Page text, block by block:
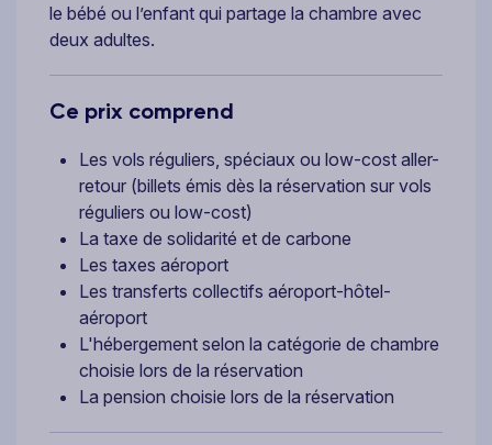
le bébé ou l’enfant qui partage la chambre avec
deux adultes.
Ce prix comprend
Les vols réguliers, spéciaux ou low-cost aller-
retour (billets émis dès la réservation sur vols
réguliers ou low-cost)
La taxe de solidarité et de carbone
Les taxes aéroport
Les transferts collectifs aéroport-hôtel-
aéroport
L'hébergement selon la catégorie de chambre
choisie lors de la réservation
La pension choisie lors de la réservation